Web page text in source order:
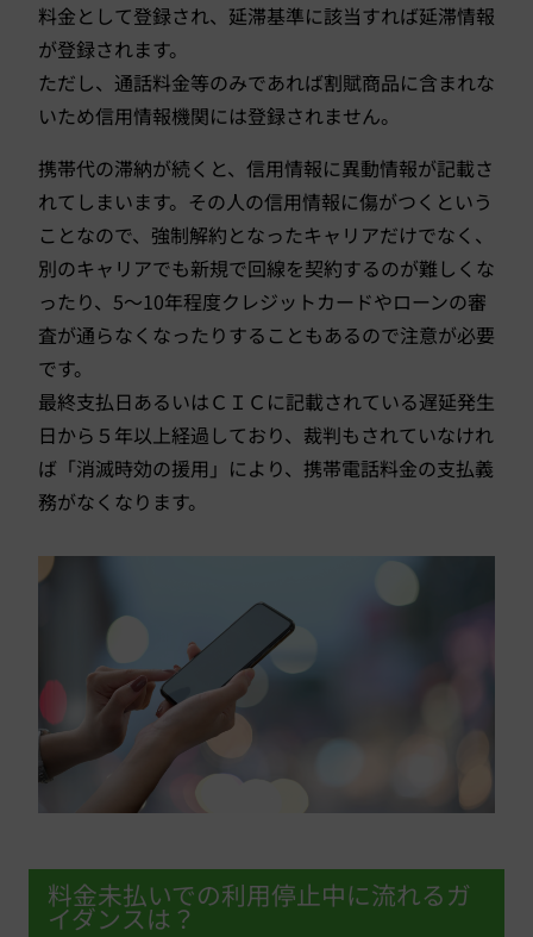
料金として登録され、延滞基準に該当すれば延滞情報
が登録されます。
ただし、通話料金等のみであれば割賦商品に含まれな
いため信用情報機関には登録されません。
携帯代の滞納が続くと、信用情報に異動情報が記載さ
れてしまいます。その人の信用情報に傷がつくという
ことなので、強制解約となったキャリアだけでなく、
別のキャリアでも新規で回線を契約するのが難しくな
ったり、5～10年程度クレジットカードやローンの審
査が通らなくなったりすることもあるので注意が必要
です。
最終支払日あるいはＣＩＣに記載されている遅延発生
日から５年以上経過しており、裁判もされていなけれ
ば「消滅時効の援用」により、携帯電話料金の支払義
務がなくなります。
料金未払いでの利用停止中に流れるガ
イダンスは？